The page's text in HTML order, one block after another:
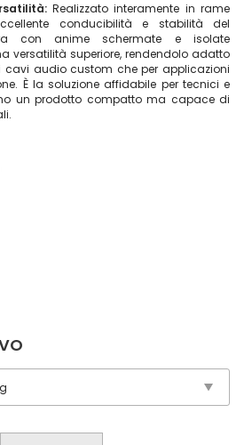
Realizzato interamente in rame
conducibilità e stabilità del
con anime schermate e isolate
versatilità superiore, rendendolo adatto
cavi audio custom che per applicazioni
È la soluzione affidabile per tecnici e
un prodotto compatto ma capace di